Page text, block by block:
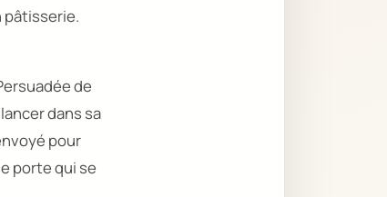
pâtisserie.
de
dans sa
pour
porte qui se